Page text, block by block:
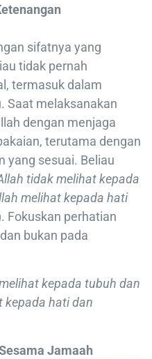
sifatnya yang
tidak pernah
termasuk dalam
Saat melaksanakan
dengan menjaga
terutama dengan
yang sesuai. Beliau
tidak melihat kepada
melihat kepada hati
Fokuskan perhatian
bukan pada
kepada tubuh dan
kepada hati dan
Jamaah